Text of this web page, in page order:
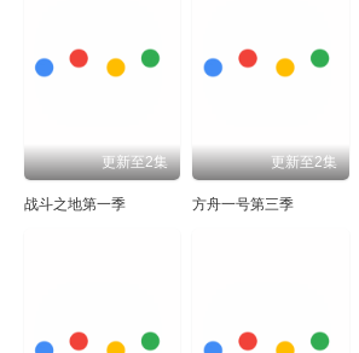
更新至2集
战斗之地第一季
更新至2集
方舟一号第三季